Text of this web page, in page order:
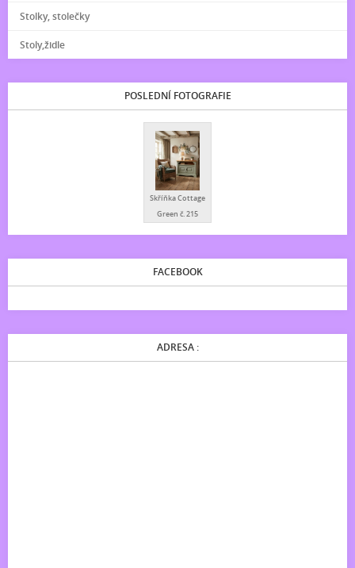
Stolky, stolečky
Stoly,židle
POSLEDNÍ FOTOGRAFIE
Skříňka Cottage
Green č. 215
FACEBOOK
ADRESA :